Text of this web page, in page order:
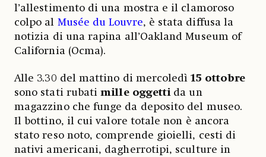
l’allestimento di una mostra e il clamoroso
colpo al Musée du Louvre, è stata diffusa la
notizia di una rapina all’Oakland Museum of
California (Ocma).
Alle 3.30 del mattino di mercoledì15 ottobre
sono stati rubatimille oggetti da un
magazzino che funge da deposito del museo.
Il bottino, il cui valore totale non è ancora
stato reso noto, comprende gioielli, cesti di
nativi americani, dagherrotipi, sculture in